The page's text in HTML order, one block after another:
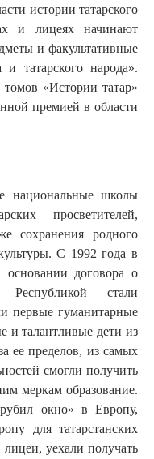
истории татарского
и лицеях начинают
и факультативные
татарского народа».
«Истории татар»
премией в области
национальные школы
просветителей,
сохранения родного
С 1992 года в
договора о
стали
первые гуманитарные
и талантливые дети из
ее пределов, из самых
смогли получить
меркам образование.
окно» в Европу,
для татарстанских
уехали получать